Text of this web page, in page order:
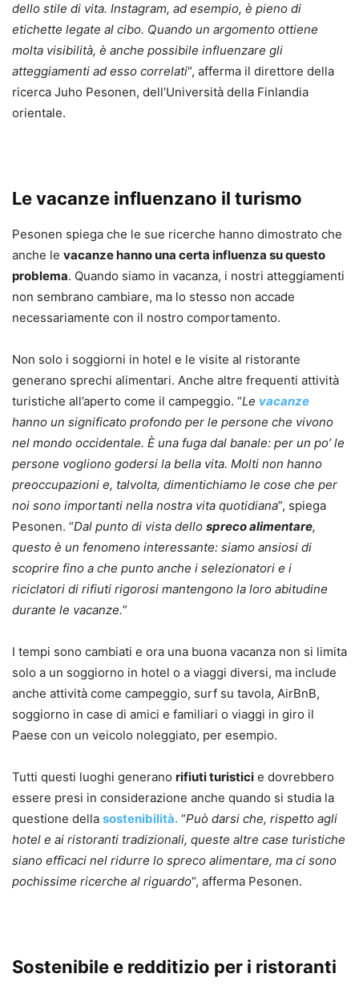
dello stile di vita. Instagram, ad esempio, è pieno di
etichette legate al cibo. Quando un argomento ottiene
molta visibilità, è anche possibile influenzare gli
atteggiamenti ad esso correlati“, afferma il direttore della
ricerca Juho Pesonen, dell’Università della Finlandia
orientale.
Le vacanze influenzano il turismo
Pesonen spiega che le sue ricerche hanno dimostrato che
anche le vacanze hanno una certa influenza su questo
problema. Quando siamo in vacanza, i nostri atteggiamenti
non sembrano cambiare, ma lo stesso non accade
necessariamente con il nostro comportamento.
Non solo i soggiorni in hotel e le visite al ristorante
generano sprechi alimentari. Anche altre frequenti attività
turistiche all’aperto come il campeggio. “Le vacanze
hanno un significato profondo per le persone che vivono
nel mondo occidentale. È una fuga dal banale: per un po’ le
persone vogliono godersi la bella vita. Molti non hanno
preoccupazioni e, talvolta, dimentichiamo le cose che per
noi sono importanti nella nostra vita quotidiana”, spiega
Pesonen. “Dal punto di vista dello spreco alimentare,
questo è un fenomeno interessante: siamo ansiosi di
scoprire fino a che punto anche i selezionatori e i
riciclatori di rifiuti rigorosi mantengono la loro abitudine
durante le vacanze.”
I tempi sono cambiati e ora una buona vacanza non si limita
solo a un soggiorno in hotel o a viaggi diversi, ma include
anche attività come campeggio, surf su tavola, AirBnB,
soggiorno in case di amici e familiari o viaggi in giro il
Paese con un veicolo noleggiato, per esempio.
Tutti questi luoghi generano rifiuti turistici e dovrebbero
essere presi in considerazione anche quando si studia la
questione della sostenibilità. “Può darsi che, rispetto agli
hotel e ai ristoranti tradizionali, queste altre case turistiche
siano efficaci nel ridurre lo spreco alimentare, ma ci sono
pochissime ricerche al riguardo“, afferma Pesonen.
Sostenibile e redditizio per i ristoranti